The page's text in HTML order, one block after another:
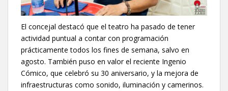
El concejal destacó que el teatro ha pasado de tener
actividad puntual a contar con programación
prácticamente todos los fines de semana, salvo en
agosto. También puso en valor el reciente Ingenio
Cómico, que celebró su 30 aniversario, y la mejora de
infraestructuras como sonido, iluminación y camerinos.